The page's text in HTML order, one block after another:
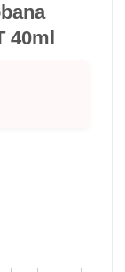
40ml